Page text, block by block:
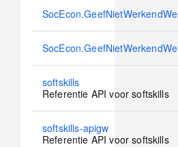
No
No
No
new
softskills
Referentie API voor softskills
No
new
softskills-apigw
Referentie API voor softskills